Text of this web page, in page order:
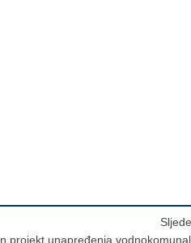
projekt unapređenja